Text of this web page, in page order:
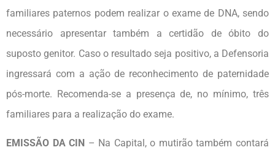
familiares paternos podem realizar o exame de DNA, sendo
necessário apresentar também a certidão de óbito do
suposto genitor. Caso o resultado seja positivo, a Defensoria
ingressará com a ação de reconhecimento de paternidade
pós-morte. Recomenda-se a presença de, no mínimo, três
familiares para a realização do exame.
EMISSÃO DA CIN – Na Capital, o mutirão também contará